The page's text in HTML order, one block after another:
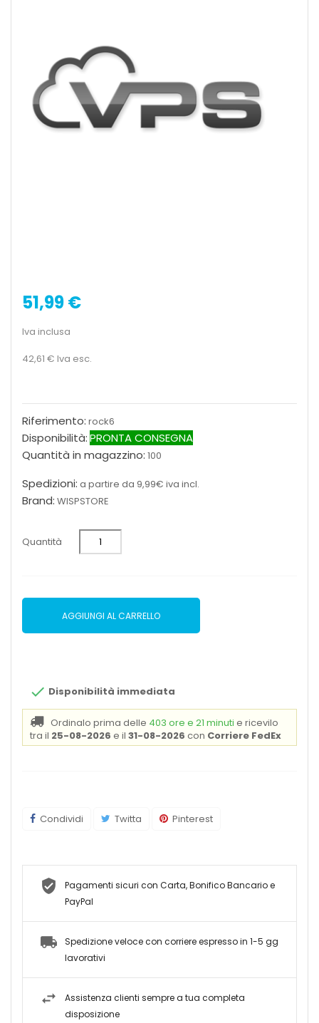
51,99 €
Iva inclusa
42,61 € Iva esc.
Riferimento: rock6
Disponibilità:PRONTA CONSEGNA
Quantità in magazzino: 100
Spedizioni: a partire da 9,99€ iva incl.
Brand: WISPSTORE
Quantità
AGGIUNGI AL CARRELLO
 Disponibilità immediata
Ordinalo prima delle 403 ore e 21 minuti e ricevilo
tra il 25-08-2026 e il 31-08-2026 con Corriere FedEx
Condividi Twitta Pinterest
Pagamenti sicuri con Carta, Bonifico Bancario e
PayPal
Spedizione veloce con corriere espresso in 1-5 gg
lavorativi
Assistenza clienti sempre a tua completa
disposizione